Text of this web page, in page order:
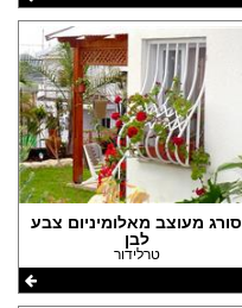
סורג מעוצב מאלומיניום צבע
לבן
טרלידור